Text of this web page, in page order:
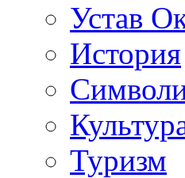
Устав
История
Туризм